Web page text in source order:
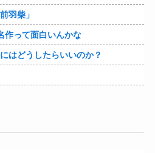
羽柴」
作って面白いんかな
はどうしたらいいのか？